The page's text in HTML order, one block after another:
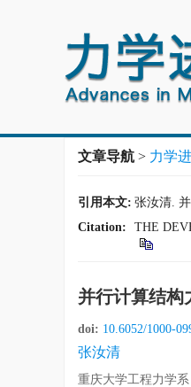
文章导航 > 力学
引用本文: 张汝清.
Citation:
THE
并行计算结构
doi: 10.6052/1000-
张汝清
重庆大学工程力学系